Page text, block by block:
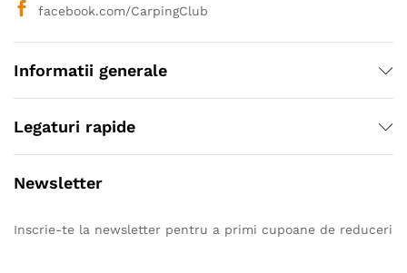
facebook.com/CarpingClub
Informatii generale
Legaturi rapide
Newsletter
Inscrie-te la newsletter pentru a primi cupoane de reduceri